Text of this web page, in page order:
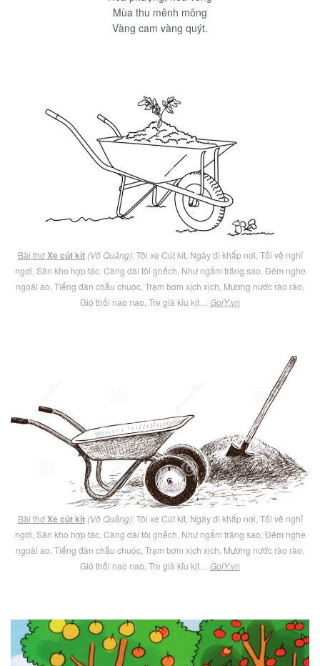
Mùa thu mênh mông
Vàng cam vàng quýt.
Bài thơXe cút kít (Võ Quảng): Tôi xe Cút kít, Ngày đi khắp nơi, Tối về nghỉ
ngơi, Sân kho hợp tác. Càng dài tôi ghếch, Như ngắm trăng sao, Đêm nghe
ngoài ao, Tiếng đàn chẫu chuộc, Trạm bơm xịch xịch, Mương nước rào rào,
Gió thổi nao nao, Tre già kĩu kịt… GoiY.vn
Bài thơXe cút kít (Võ Quảng): Tôi xe Cút kít, Ngày đi khắp nơi, Tối về nghỉ
ngơi, Sân kho hợp tác. Càng dài tôi ghếch, Như ngắm trăng sao, Đêm nghe
ngoài ao, Tiếng đàn chẫu chuộc, Trạm bơm xịch xịch, Mương nước rào rào,
Gió thổi nao nao, Tre già kĩu kịt… GoiY.vn